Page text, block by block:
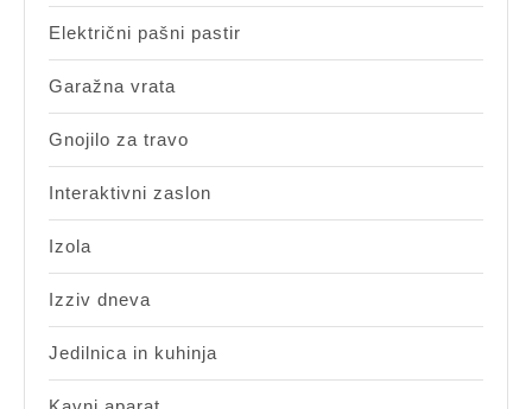
Električni pašni pastir
Garažna vrata
Gnojilo za travo
Interaktivni zaslon
Izola
Izziv dneva
Jedilnica in kuhinja